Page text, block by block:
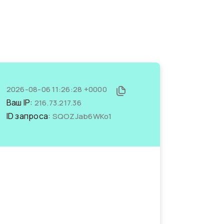
2026-08-06 11:26:28 +0000
Ваш IP: 216.73.217.36
ID запроса: SQOZJab6WKo1